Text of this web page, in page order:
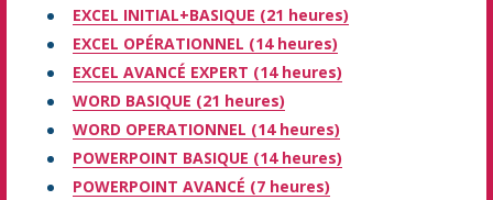
EXCEL INITIAL+BASIQUE (21 heures)
EXCEL OPÉRATIONNEL (14 heures)
EXCEL AVANCÉ EXPERT (14 heures)
WORD BASIQUE (21 heures)
WORD OPERATIONNEL (14 heures)
POWERPOINT BASIQUE (14 heures)
POWERPOINT AVANCÉ (7 heures)